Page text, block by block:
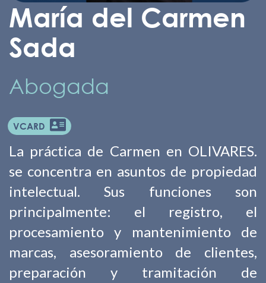
María del Carmen
Sada
Abogada
VCARD
La práctica de Carmen en OLIVARES.
se concentra en asuntos de propiedad
intelectual. Sus funciones son
principalmente: el registro, el
procesamiento y mantenimiento de
marcas, asesoramiento de clientes,
preparación y tramitación de